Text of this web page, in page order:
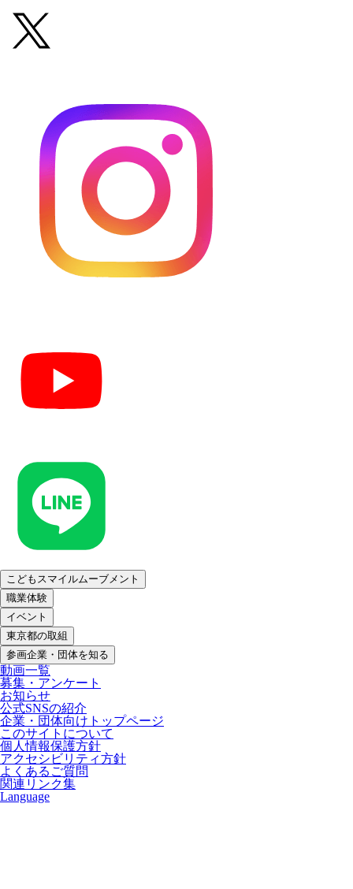
こどもスマイルムーブメント
職業体験
イベント
東京都の取組
参画企業・団体を知る
動画一覧
募集・アンケート
お知らせ
公式SNSの紹介
企業・団体向けトップページ
このサイトについて
個人情報保護方針
アクセシビリティ方針
よくあるご質問
関連リンク集
Language